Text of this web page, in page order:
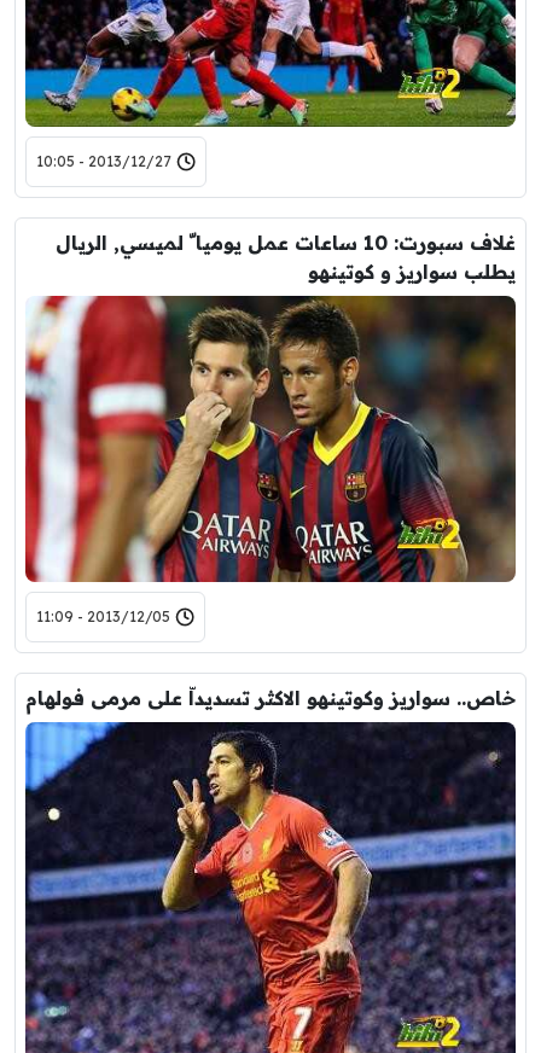
2013/12/27 - 10:05
غلاف سبورت: 10 ساعات عمل يوميا ّ لميسي, الريال
يطلب سواريز و كوتينهو
2013/12/05 - 11:09
خاص.. سواريز وكوتينهو الاكثر تسديداّ على مرمى فولهام